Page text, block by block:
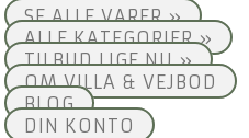
SE ALLE VARER »
ALLE KATEGORIER »
TILBUD LIGE NU »
OM VILLA & VEJBOD
BLOG
DIN KONTO